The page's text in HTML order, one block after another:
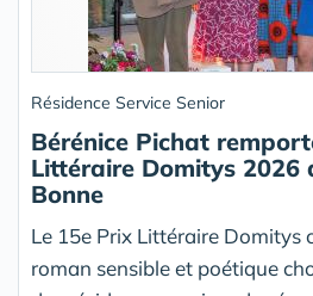
Résidence Service Senior
Bérénice Pichat
Littéraire Domitys 2026
Bonne
Le 15e Prix Littéraire Domitys
roman sensible et poétique